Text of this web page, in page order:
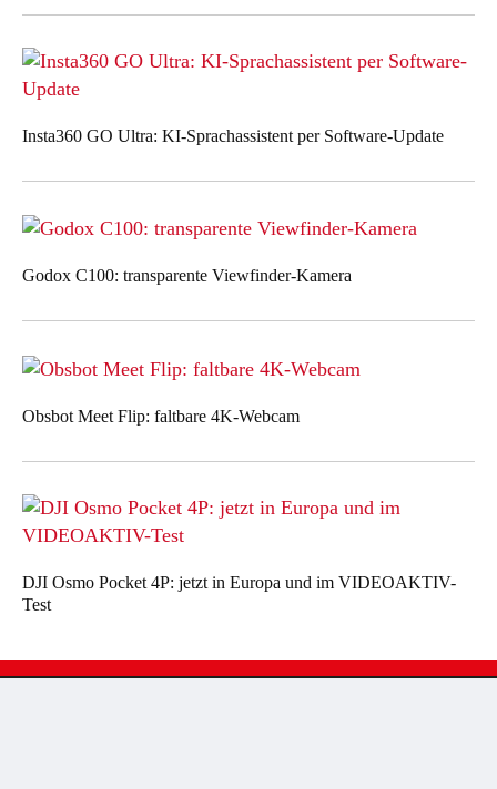
Insta360 GO Ultra: KI-Sprachassistent per Software-Update
Godox C100: transparente Viewfinder-Kamera
Obsbot Meet Flip: faltbare 4K-Webcam
DJI Osmo Pocket 4P: jetzt in Europa und im VIDEOAKTIV-
Test